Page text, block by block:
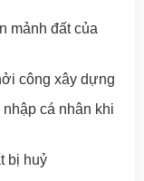
mảnh đất của
công xây dựng
cá nhân khi
bị huỷ